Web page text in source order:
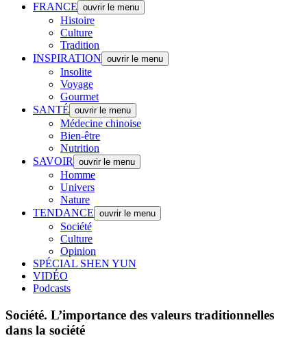
FRANCE ouvrir le menu
Histoire
Culture
Tradition
INSPIRATION ouvrir le menu
Insolite
Voyage
Gourmet
SANTÉ ouvrir le menu
Médecine chinoise
Bien-être
Nutrition
SAVOIR
ouvrir le menu
Homme
Univers
Nature
TENDANCE ouvrir le menu
Société
Culture
Opinion
SPÉCIAL SHEN YUN
VIDÉO
Podcasts
Société. L’importance des valeurs traditionnelles
dans la société